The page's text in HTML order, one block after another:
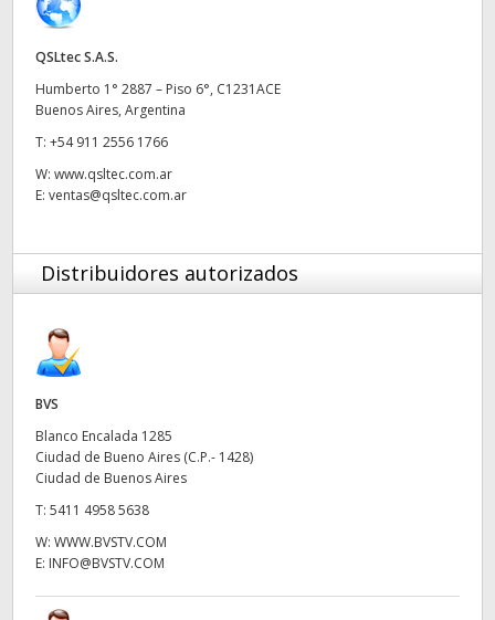
Chinese Taipei
Turkey
Ukraine
United Kingdom
QSLtec S.A.S.
Humberto 1° 2887 – Piso 6°, C1231ACE
Buenos Aires, Argentina
T: +54 911 2556 1766
W: www.qsltec.com.ar
E: ventas@qsltec.com.ar
Distribuidores autorizados
BVS
Blanco Encalada 1285
Ciudad de Bueno Aires (C.P.- 1428)
Ciudad de Buenos Aires
T: 5411 4958 5638
W: WWW.BVSTV.COM
E: INFO@BVSTV.COM